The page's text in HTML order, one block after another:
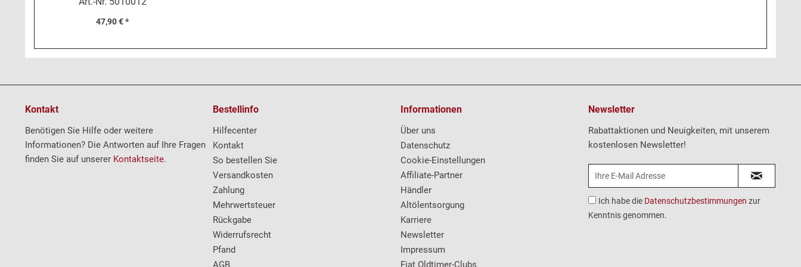
47,90 € *
Kontakt
Benötigen Sie Hilfe oder weitere
Informationen? Die Antworten auf Ihre Fragen
finden Sie auf unserer Kontaktseite.
Bestellinfo
Hilfecenter
Kontakt
So bestellen Sie
Versandkosten
Zahlung
Mehrwertsteuer
Rückgabe
Widerrufsrecht
Pfand
AGB
Informationen
Über uns
Datenschutz
Cookie-Einstellungen
Affiliate-Partner
Händler
Altölentsorgung
Karriere
Newsletter
Impressum
Fiat Oldtimer-Clubs
Newsletter
Rabattaktionen und Neuigkeiten, mit unserem
kostenlosen Newsletter!
Ich habe die Datenschutzbestimmungen zur
Kenntnis genommen.